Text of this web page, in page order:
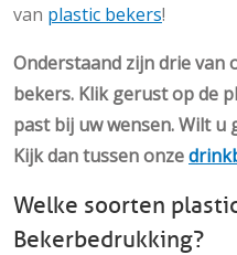
van plastic bekers!
Onderstaand zijn drie van
bekers. Klik gerust op de
past bij uw wensen. Wilt u
Kijk dan tussen onze
Welke soorten
Bekerbedrukking?